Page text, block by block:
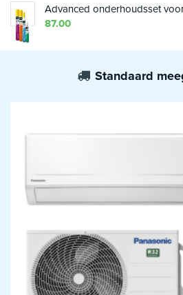
Advanced onderhoudsset
87.00
Standaard